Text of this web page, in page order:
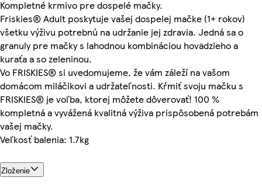
Kompletné krmivo pre dospelé mačky.
Friskies® Adult poskytuje vašej dospelej mačke (1+ rokov)
všetku výživu potrebnú na udržanie jej zdravia. Jedná sa o
granuly pre mačky s lahodnou kombináciou hovädzieho a
kuraťa a so zeleninou.
Vo FRISKIES® si uvedomujeme, že vám záleží na vašom
domácom miláčikovi a udržateľnosti. Kŕmiť svoju mačku s
FRISKIES® je voľba, ktorej môžete dôverovať! 100 %
kompletná a vyvážená kvalitná výživa prispôsobená potrebám
vašej mačky.
Veľkosť balenia: 1.7kg
Zloženie